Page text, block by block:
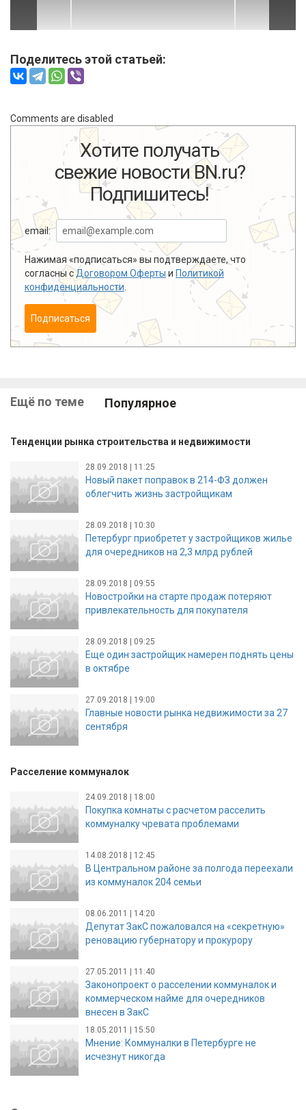
Поделитесь этой статьей:
Comments are disabled
Хотите получать
свежие новости BN.ru?
Подпишитесь!
email:
Нажимая «подписаться» вы подтверждаете, что
согласны сДоговором Оферты и Политикой
конфиденциальности
Подписаться
Ещё по теме Популярное
Тенденции рынка строительства и недвижимости
28.09.2018 | 11:25
Новый пакет поправок в 214-ФЗ должен
облегчить жизнь застройщикам
28.09.2018 | 10:30
Петербург приобретет у застройщиков жилье
для очередников на 2,3 млрд рублей
28.09.2018 | 09:55
Новостройки на старте продаж потеряют
привлекательность для покупателя
28.09.2018 | 09:25
Еще один застройщик намерен поднять цены
в октябре
27.09.2018 | 19:00
Главные новости рынка недвижимости за 27
сентября
Расселение коммуналок
24.09.2018 | 18:00
Покупка комнаты с расчетом расселить
коммуналку чревата проблемами
14.08.2018 | 12:45
В Центральном районе за полгода переехали
из коммуналок 204 семьи
08.06.2011 | 14:20
Депутат ЗакС пожаловался на «секретную»
реновацию губернатору и прокурору
27.05.2011 | 11:40
Законопроект о расселении коммуналок и
коммерческом найме для очередников
внесен в ЗакС
18.05.2011 | 15:50
Мнение: Коммуналки в Петербурге не
исчезнут никогда